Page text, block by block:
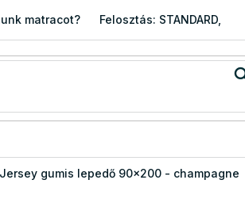
matracot? Felosztás: STANDARD,
Jersey gumis lepedő 90x200 - champagne